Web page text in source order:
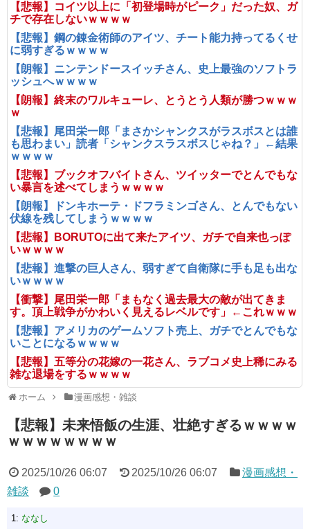
【悲報】コイツ以上に「初登場時がピーク」だった奴、ガ
チで存在しないｗｗｗｗ
【悲報】鋼の錬金術師のアイツ、チート能力持ってるくせ
に弱すぎるｗｗｗｗ
【朗報】ニンテンドースイッチさん、史上最強のソフトラ
ッシュへｗｗｗｗ
【朗報】終末のワルキューレ、とうとう人類が勝つｗｗｗ
ｗ
【悲報】尾田栄一郎「まさかシャンクスがラスボスとは誰
も思わまい」読者「シャンクスラスボスじゃね？」←結果
ｗｗｗｗ
【悲報】ブックオフバイトさん、ツイッターでとんでもな
い暴言を述べてしまうｗｗｗｗ
【朗報】ドンキホーテ・ドフラミンゴさん、とんでもない
伏線を残してしまうｗｗｗｗ
【悲報】BORUTOに出て来たアイツ、ガチで自来也っぽ
いｗｗｗｗ
【悲報】進撃の巨人さん、弱すぎて自衛隊に手も足も出な
いｗｗｗｗ
【衝撃】尾田栄一郎「まもなく過去最大の敵が出てきま
す。頂上戦争がかわいく見えるレベルです」←これｗｗｗ
【悲報】アメリカのゲームソフト売上、ガチでとんでもな
いことになるｗｗｗｗ
【悲報】五等分の花嫁の一花さん、ラブコメ史上稀にみる
雑な退場をするｗｗｗｗ
ホーム 漫画感想・雑談
【悲報】未来悟飯の生涯、壮絶すぎるｗｗｗｗ
ｗｗｗｗｗｗｗｗ
2025/10/26 06:07 2025/10/26 06:07
漫画感想・
雑談
0
1: ななし